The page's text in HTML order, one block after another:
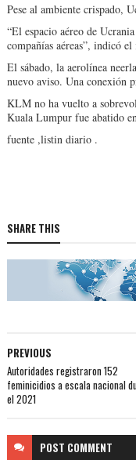
Pese al ambiente crispado,
“El espacio aéreo de
compañías aéreas”, indicó
El sábado, la aerolínea
nuevo aviso. Una conexión
KLM no ha vuelto a
Kuala Lumpur fue abatido
fuente ,listin diario .
SHARE THIS
PREVIOUS
Autoridades registraron 152
feminicidios a escala nacional
el 2021
POST COMMENT